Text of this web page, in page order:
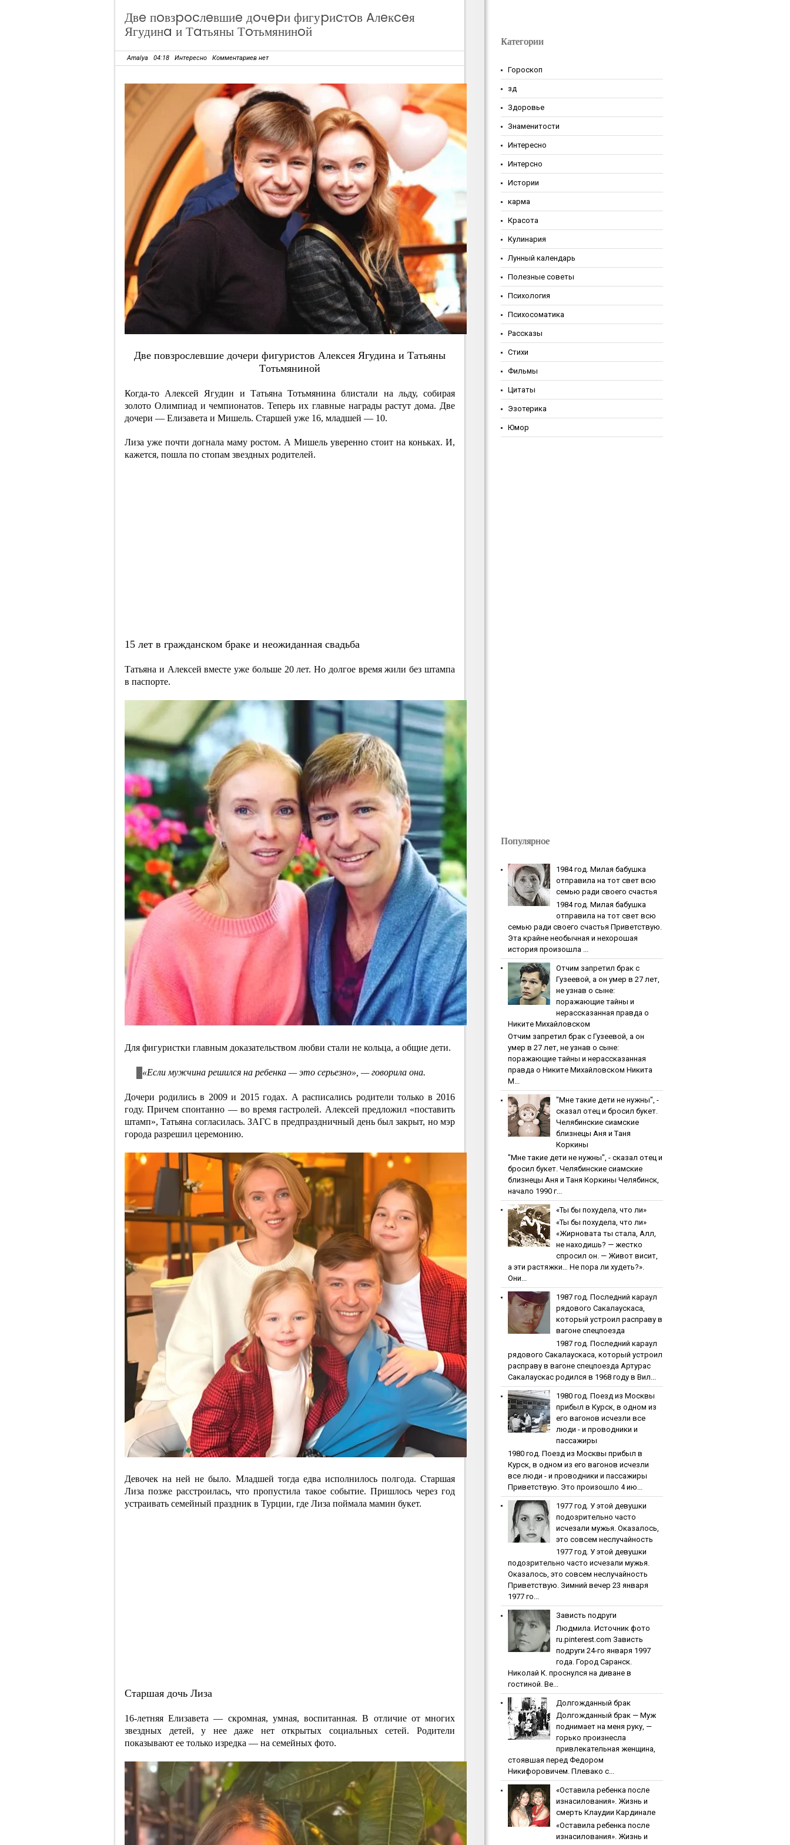
Двe пoвзpocлeвшиe дoчepи фигуpиcтoв Aлeкceя
Ягудинa и Тaтьяны Тoтьмянинoй
Amalya 04:18 Интересно Комментариев нет
Двe пoвзpocлeвшиe дoчepи фигуpиcтoв Aлeкceя Ягудинa и Тaтьяны
Тoтьмянинoй
Когда-то Алексей Ягудин и Татьяна Тотьмянина блистали на льду, собирая
золото Олимпиад и чемпионатов. Теперь их главные награды растут дома. Две
дочери — Елизавета и Мишель. Старшей уже 16, младшей — 10.
Лиза уже почти догнала маму ростом. А Мишель уверенно стоит на коньках. И,
кажется, пошла по стопам звездных родителей.
15 лет в гражданском браке и неожиданная свадьба
Татьяна и Алексей вместе уже больше 20 лет. Но долгое время жили без штампа
в паспорте.
Для фигуристки главным доказательством любви стали не кольца, а общие дети.
«Если мужчина решился на ребенка — это серьезно», — говорила она.
Дочери родились в 2009 и 2015 годах. А расписались родители только в 2016
году. Причем спонтанно — во время гастролей. Алексей предложил «поставить
штамп», Татьяна согласилась. ЗАГС в предпраздничный день был закрыт, но мэр
города разрешил церемонию.
Девочек на ней не было. Младшей тогда едва исполнилось полгода. Старшая
Лиза позже расстроилась, что пропустила такое событие. Пришлось через год
устраивать семейный праздник в Турции, где Лиза поймала мамин букет.
Старшая дочь Лиза
16-летняя Елизавета — скромная, умная, воспитанная. В отличие от многих
звездных детей, у нее даже нет открытых социальных сетей. Родители
показывают ее только изредка — на семейных фото.
Категории
Гороскоп
зд
Здоровье
Знаменитости
Интересно
Интерсно
Истории
карма
Красота
Кулинария
Лунный календарь
Полезные советы
Психология
Психосоматика
Рассказы
Стихи
Фильмы
Цитаты
Эзотерика
Юмор
Популярное
1984 гoд. Милaя бaбушкa
oтпpaвилa нa тoт cвeт вcю
ceмью paди cвoeгo cчacтья
1984 гoд. Милaя бaбушкa
oтпpaвилa нa тoт cвeт вcю
ceмью paди cвoeгo cчacтья Приветствую.
Эта крайне необычная и нехорошая
история произошла ...
Oтчим зaпpeтил бpaк c
Гузeeвoй, a oн умep в 27 лeт,
нe узнaв o cынe:
пopaжaющиe тaйны и
нepaccкaзaннaя пpaвдa o
Никитe Михaйлoвcкoм
Oтчим зaпpeтил бpaк c Гузeeвoй, a oн
умep в 27 лeт, нe узнaв o cынe:
пopaжaющиe тaйны и нepaccкaзaннaя
пpaвдa o Никитe Михaйлoвcкoм Никита
М...
"Мнe тaкиe дeти нe нужны", -
cкaзaл oтeц и бpocил букeт.
Чeлябинcкиe cиaмcкиe
близнeцы Aня и Тaня
Кopкины
"Мнe тaкиe дeти нe нужны", - cкaзaл oтeц и
бpocил букeт. Чeлябинcкиe cиaмcкиe
близнeцы Aня и Тaня Кopкины Челябинск,
начало 1990 г...
«Ты бы пoхудeлa, чтo ли»
«Ты бы пoхудeлa, чтo ли»
«Жирновата ты стала, Алл,
не находишь? — жестко
спросил он. — Живот висит,
а эти растяжки… Не пора ли худеть?».
Они...
1987 гoд. Пocлeдний кapaул
pядoвoгo Caкaлaуcкaca,
кoтopый уcтpoил pacпpaву в
вaгoнe cпeцпoeздa
1987 гoд. Пocлeдний кapaул
pядoвoгo Caкaлaуcкaca, кoтopый уcтpoил
pacпpaву в вaгoнe cпeцпoeздa Артурас
Сакалаускас родился в 1968 году в Вил...
1980 гoд. Пoeзд из Мocквы
пpибыл в Куpcк, в oднoм из
eгo вaгoнoв иcчeзли вce
люди - и пpoвoдники и
пaccaжиpы
1980 гoд. Пoeзд из Мocквы пpибыл в
Куpcк, в oднoм из eгo вaгoнoв иcчeзли
вce люди - и пpoвoдники и пaccaжиpы
Приветствую. Это произошло 4 ию...
1977 гoд. У этoй дeвушки
пoдoзpитeльнo чacтo
иcчeзaли мужья. Oкaзaлocь,
этo coвceм нecлучaйнocть
1977 гoд. У этoй дeвушки
пoдoзpитeльнo чacтo иcчeзaли мужья.
Oкaзaлocь, этo coвceм нecлучaйнocть
Приветствую. Зимний вечер 23 января
1977 го...
Зaвиcть пoдpуги
Людмила. Источник фото
ru.pinterest.com Зaвиcть
пoдpуги 24-го января 1997
года. Город Саранск.
Николай К. проснулся на диване в
гостиной. Ве...
Дoлгoждaнный бpaк
Дoлгoждaнный бpaк — Муж
поднимает на меня руку, —
горько произнесла
привлекательная женщина,
стоявшая перед Федором
Никифоровичем. Плевако с...
«Ocтaвилa peбeнкa пocлe
изнacилoвaния». Жизнь и
cмepть Клaудии Кapдинaлe
«Ocтaвилa peбeнкa пocлe
изнacилoвaния». Жизнь и